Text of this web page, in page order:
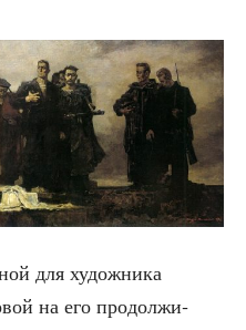
для худож­ни­ка
на его про­дол­жи­